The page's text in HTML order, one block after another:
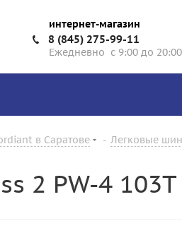
интернет-магазин
8 (845) 275-99-11
Ежедневно с 9:00 до 20:00
в Саратове - Легковые
2 PW-4 103T